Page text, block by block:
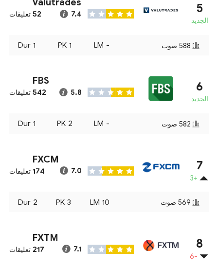
5
الجديد
7.4
52 تعليقات
588 صوت -
LM
1
PK
1
Dur
6
الجديد
FBS
5.8
542 تعليقات
582 صوت -
LM
2
PK
1
Dur
7
+3
FXCM
7.0
174 تعليقات
569 صوت 10
LM
3
PK
2
Dur
8
-6
FXTM
7.1
217 تعليقات